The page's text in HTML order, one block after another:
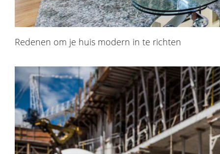
Redenen om je huis modern in te richten